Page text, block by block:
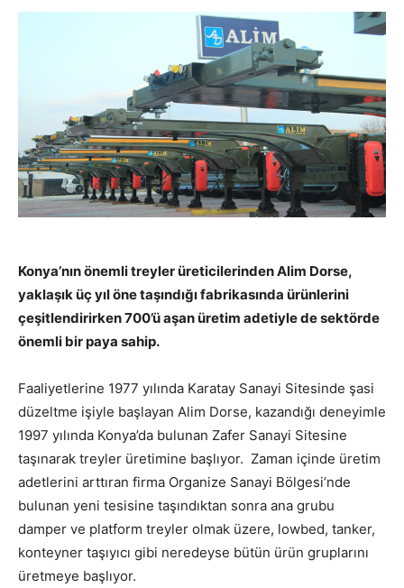
Konya’nın önemli treyler üreticilerinden Alim Dorse,
yaklaşık üç yıl öne taşındığı fabrikasında ürünlerini
çeşitlendirirken 700’ü aşan üretim adetiyle de sektörde
önemli bir paya sahip.
Faaliyetlerine 1977 yılında Karatay Sanayi Sitesinde şasi
düzeltme işiyle başlayan Alim Dorse, kazandığı deneyimle
1997 yılında Konya’da bulunan Zafer Sanayi Sitesine
taşınarak treyler üretimine başlıyor. Zaman içinde üretim
adetlerini arttıran firma Organize Sanayi Bölgesi’nde
bulunan yeni tesisine taşındıktan sonra ana grubu
damper ve platform treyler olmak üzere, lowbed, tanker,
konteyner taşıyıcı gibi neredeyse bütün ürün gruplarını
üretmeye başlıyor.